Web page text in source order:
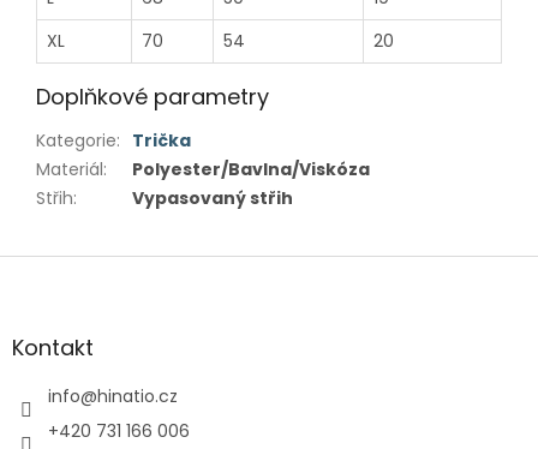
XL
70 54 20
Doplňkové parametry
Kategorie: Trička
Materiál:
Polyester/Bavlna/Viskóza
Střih: Vypasovaný střih
Z
aKontakt
info@hinatio.cz
+420 731 166 006